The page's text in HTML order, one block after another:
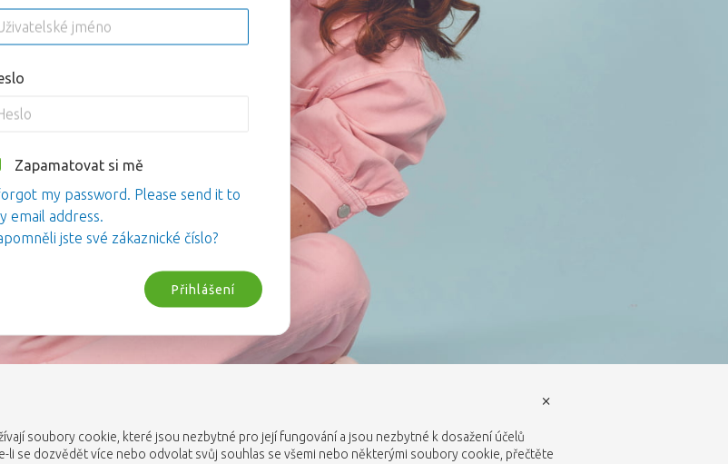
Zapamatovat si mě
my password. Please send it to
email address.
jste své zákaznické číslo?
Přihlášení
soubory cookie, které jsou nezbytné pro její fungování a jsou nezbytné k dosažení účelů
li se dozvědět více nebo odvolat svůj souhlas se všemi nebo některými soubory cookie, přečtěte
×